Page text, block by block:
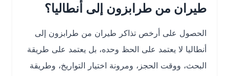
طيران من طرابزون إلى أنطاليا؟
الحصول على أرخص تذاكر طيران من طرابزون إلى
أنطاليا لا يعتمد على الحظ وحده، بل يعتمد على طريقة
البحث، ووقت الحجز، ومرونة اختيار التواريخ، وطريقة